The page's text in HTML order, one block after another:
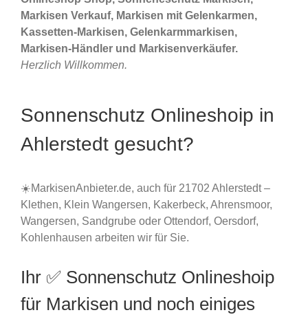
Markisen Verkauf, Markisen mit Gelenkarmen,
Kassetten-Markisen, Gelenkarmmarkisen,
Markisen-Händler und Markisenverkäufer.
Herzlich Willkommen.
Sonnenschutz Onlineshoip in
Ahlerstedt gesucht?
☀️MarkisenAnbieter.de, auch für 21702 Ahlerstedt –
Klethen, Klein Wangersen, Kakerbeck, Ahrensmoor,
Wangersen, Sandgrube oder Ottendorf, Oersdorf,
Kohlenhausen arbeiten wir für Sie.
Ihr ✅ Sonnenschutz Onlineshoip
für Markisen und noch einiges